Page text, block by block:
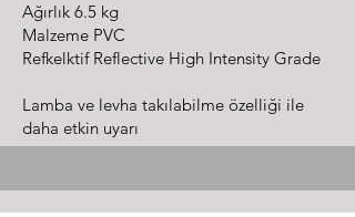
Ağırlık 6.5 kg
Malzeme PVC
Refkelktif Reflective High Intensity Grade
Lamba ve levha takılabilme özelliği ile
daha etkin uyarı